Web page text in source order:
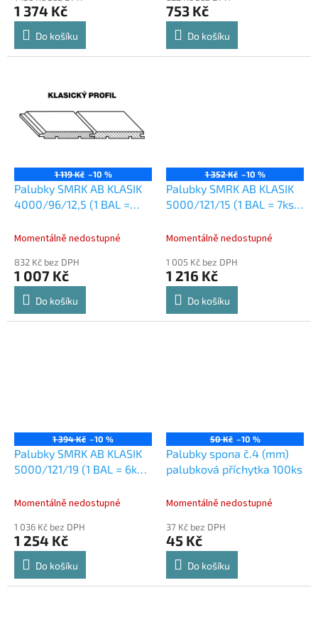
1 374 Kč
Do košíku
753 Kč
Do košíku
1 119 Kč –10 %
Palubky SMRK AB KLASIK
4000/96/12,5 (1 BAL =
Momentálně nedostupné
832 Kč bez DPH
1 007 Kč
Do košíku
1 352 Kč –10 %
Palubky SMRK AB KLASIK
5000/121/15 (1 BAL = 7ks -
Momentálně nedostupné
1 005 Kč bez DPH
1 216 Kč
Do košíku
1 394 Kč –10 %
Palubky SMRK AB KLASIK
5000/121/19 (1 BAL = 6ks -
Momentálně nedostupné
1 036 Kč bez DPH
1 254 Kč
Do košíku
50 Kč –10 %
Palubky spona č.4 (mm)
palubková příchytka 100ks
Momentálně nedostupné
37 Kč bez DPH
45 Kč
Do košíku